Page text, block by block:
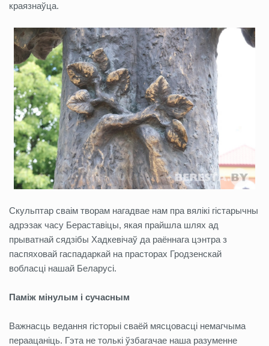
краязнаўца.
Скульптар сваім творам нагадвае нам пра вялікі гістарычны
адрэзак часу Бераставіцы, якая прайшла шлях ад
прыватнай сядзібы Хадкевічаў да раённага цэнтра з
паспяховай гаспадаркай на прасторах Гродзенскай
вобласці нашай Беларусі.
Паміж мінулым і сучасным
Важнасць ведання гісторыі сваёй мясцовасці немагчыма
пераацаніць. Гэта не толькі ўзбагачае наша разуменне